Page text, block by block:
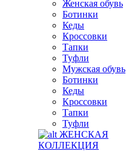
Женская обувь
Ботинки
Кеды
Кроссовки
Тапки
Туфли
Мужская обувь
Ботинки
Кеды
Кроссовки
Тапки
Туфли
ЖЕНСКАЯ
КОЛЛЕКЦИЯ